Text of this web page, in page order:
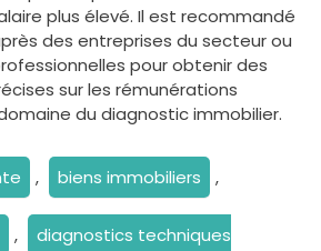
plus élevé. Il est recommandé
des entreprises du secteur ou
pour obtenir des
sur les rémunérations
du diagnostic immobilier.
, biens immobiliers ,
, diagnostics techniques